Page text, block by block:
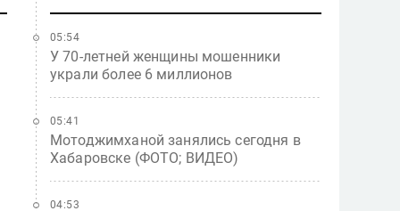
У 70-летней женщины мошенники
украли более 6 миллионов
05:54
Мотоджимханой занялись сегодня в
Хабаровске (ФОТО; ВИДЕО)
05:41
04:53